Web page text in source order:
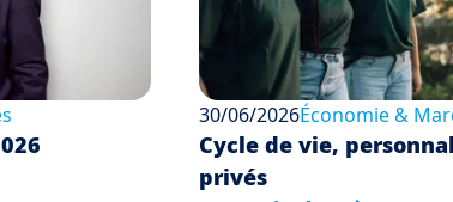
30/06/2026Économie &
Cycle de vie,
privés